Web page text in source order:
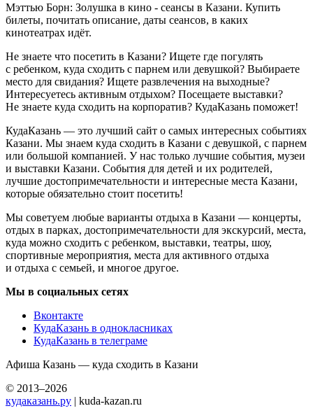
Мэттью Борн: Золушка в кино - сеансы в Казани. Купить
билеты, почитать описание, даты сеансов, в каких
кинотеатрах идёт.
Не знаете что посетить в Казани? Ищете где погулять
с ребенком, куда сходить с парнем или девушкой? Выбираете
место для свидания? Ищете развлечения на выходные?
Интересуетесь активным отдыхом? Посещаете выставки?
Не знаете куда сходить на корпоратив? КудаКазань поможет!
КудаКазань — это лучший сайт о самых интересных событиях
Казани. Мы знаем куда сходить в Казани с девушкой, с парнем
или большой компанией. У нас только лучшие события, музеи
и выставки Казани. События для детей и их родителей,
лучшие достопримечательности и интересные места Казани,
которые обязательно стоит посетить!
Мы советуем любые варианты отдыха в Казани — концерты,
отдых в парках, достопримечательности для экскурсий, места,
куда можно сходить с ребенком, выставки, театры, шоу,
спортивные мероприятия, места для активного отдыха
и отдыха с семьей, и многое другое.
Мы в социальных сетях
Вконтакте
КудаКазань в однокласниках
КудаКазань в телеграме
Афиша Казань — куда сходить в Казани
© 2013–2026
кудаказань.ру | kuda-kazan.ru